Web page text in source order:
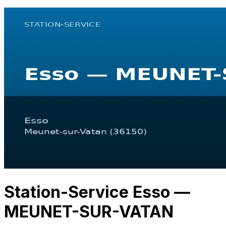
Station-Service Esso —
MEUNET-SUR-VATAN